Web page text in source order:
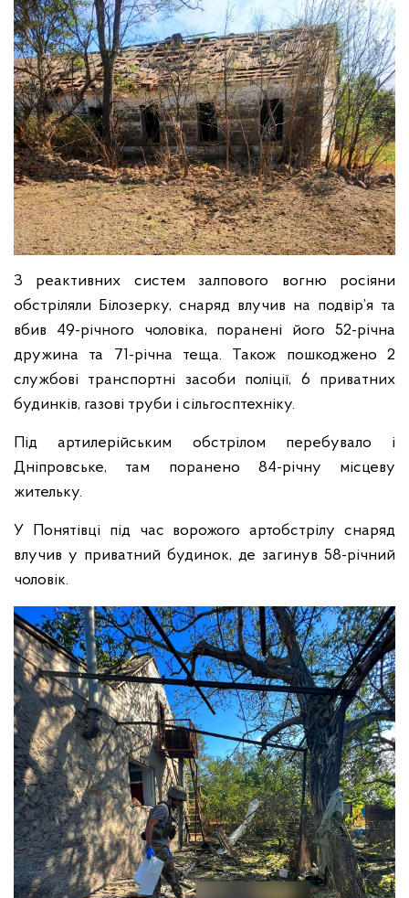
З реактивних систем залпового вогню росіяни
обстріляли Білозерку, снаряд влучив на подвір’я та
вбив 49-річного чоловіка, поранені його 52-річна
дружина та 71-річна теща. Також пошкоджено 2
службові транспортні засоби поліції, 6 приватних
будинків, газові труби і сільгосптехніку.
Під артилерійським обстрілом перебувало і
Дніпровське, там поранено 84-річну місцеву
жительку.
У Понятівці під час ворожого артобстрілу снаряд
влучив у приватний будинок, де загинув 58-річний
чоловік.